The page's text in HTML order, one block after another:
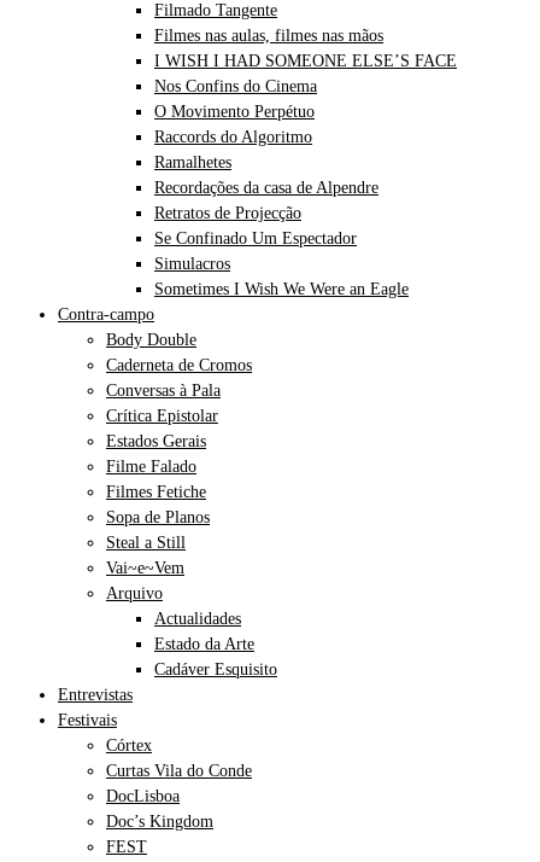
Filmado Tangente
Filmes nas aulas, filmes nas mãos
I WISH I HAD SOMEONE ELSE’S FACE
Nos Confins do Cinema
O Movimento Perpétuo
Raccords do Algoritmo
Ramalhetes
Recordações da casa de Alpendre
Retratos de Projecção
Se Confinado Um Espectador
Simulacros
Sometimes I Wish We Were an Eagle
Contra-campo
Body Double
Caderneta de Cromos
Conversas à Pala
Crítica Epistolar
Estados Gerais
Filme Falado
Filmes Fetiche
Sopa de Planos
Steal a Still
Vai~e~Vem
Arquivo
Actualidades
Estado da Arte
Cadáver Esquisito
Entrevistas
Festivais
Córtex
Curtas Vila do Conde
DocLisboa
Doc’s Kingdom
FEST